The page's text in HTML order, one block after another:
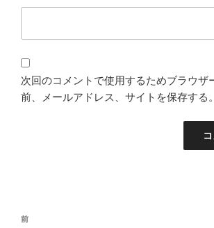
次回のコメントで使用するためブラウザ
前、メールアドレス、サイトを保存する。
投
過
前